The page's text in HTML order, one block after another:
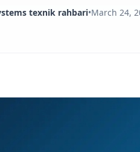
texnik rahbari•March 24,